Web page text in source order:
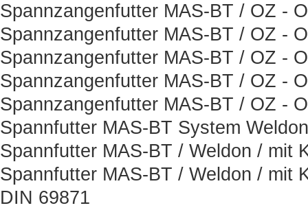
Spannzangenfutter MAS-BT / OZ -
Spannzangenfutter MAS-BT / OZ -
Spannzangenfutter MAS-BT / OZ -
Spannzangenfutter MAS-BT / OZ -
Spannzangenfutter MAS-BT / OZ -
Spannfutter MAS-BT System
Spannfutter MAS-BT / Weldon / mit
Spannfutter MAS-BT / Weldon / mit
DIN 69871